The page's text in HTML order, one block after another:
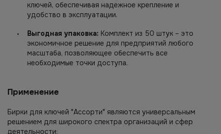
ключей, обеспечивая надежное крепление и
удобство в эксплуатации.
Выгодная упаковка: Комплект из 50 штук – это
экономичное решение для предприятий любого
масштаба, позволяющее обеспечить все
необходимые точки доступа.
Применение
Бирки для ключей "Ассорти" являются универсальным
решением для широкого спектра организаций и сфер
деятельности: